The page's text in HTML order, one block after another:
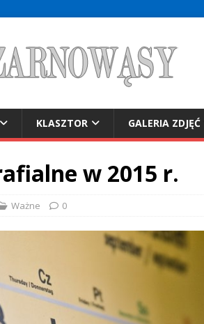
KLASZTOR GALERIA ZDJĘĆ
w 2015 r.
Ważne 0